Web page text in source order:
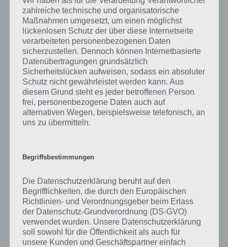
Lösung als Video Walkthrough
Nicht immer will man lange lesen oder versteht die geschriebene
Lösung nicht. Daher haben wir hier ein Video Walkthrough zu
Dooors 4 als Playlist für euch, wo ihr alle Level durchklicken könnt
und so die Lösung im Video anschauen könnt-
Dooors 4 herunterladen
zahlreiche technische und organisatorische
Maßnahmen umgesetzt, um einen möglichst
lückenlosen Schutz der über diese Internetseite
verarbeiteten personenbezogenen Daten
sicherzustellen. Dennoch können Internetbasierte
Datenübertragungen grundsätzlich
Sicherheitslücken aufweisen, sodass ein absoluter
Schutz nicht gewährleistet werden kann. Aus
diesem Grund steht es jeder betroffenen Person
frei, personenbezogene Daten auch auf
alternativen Wegen, beispielsweise telefonisch, an
uns zu übermitteln.
Begriffsbestimmungen
Die Datenschutzerklärung beruht auf den
Begrifflichkeiten, die durch den Europäischen
Richtlinien- und Verordnungsgeber beim Erlass
der Datenschutz-Grundverordnung (DS-GVO)
verwendet wurden. Unsere Datenschutzerklärung
soll sowohl für die Öffentlichkeit als auch für
unsere Kunden und Geschäftspartner einfach